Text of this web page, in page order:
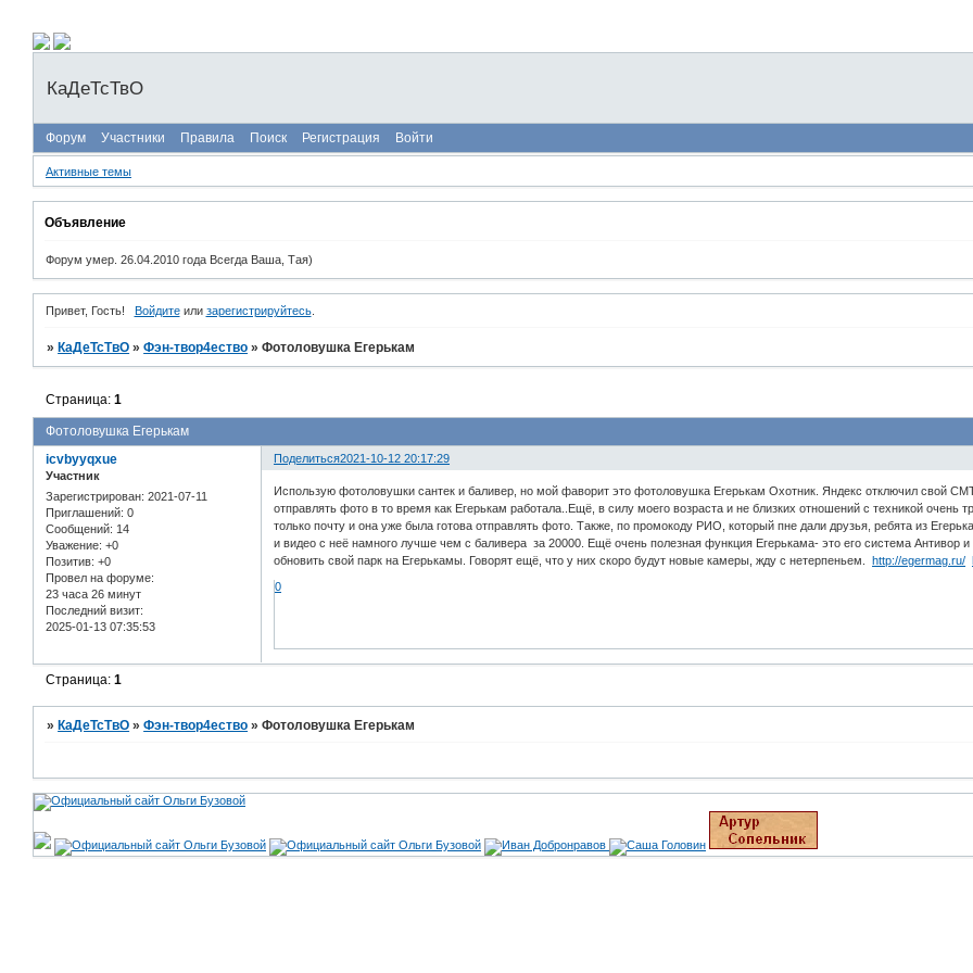
КаДеТсТвО
Форум Участники Правила Поиск Регистрация Войти
Активные темы
Объявление
Форум умер. 26.04.2010 года Всегда Ваша, Тая)
Привет, Гость! Войдитеили зарегистрируйтесь.
» КаДеТсТвО »Фэн-твор4ество »Фотоловушка Егерькам
Фотоловушка Егерькам
Страница:1
Поделиться2021-10-12 20:17:29
icvbyyqxue
Участник
Зарегистрирован: 2021-07-11
Приглашений: 0
Сообщений: 14
Уважение: +0
Позитив: +0
Провел на форуме:
23 часа 26 минут
Последний визит:
2025-01-13 07:35:53
Использую фотоловушки сантек и баливер, но мой фаворит это фотоловушка Егерькам Охотник. Яндекс отключил свой
отправлять фото в то время как Егерькам работала..Ещё, в силу моего возраста и не близких отношений с техникой очень
только почту и она уже была готова отправлять фото. Также, по промокоду РИО, который пне дали друзья, ребята из
и видео с неё намного лучше чем с баливера за 20000. Ещё очень полезная функция Егерькама- это его система Антивор
обновить свой парк на Егерькамы. Говорят ещё, что у них скоро будут новые камеры, жду с нетерпеньем.http://egermag.ru/
0
Страница:1
» КаДеТсТвО »Фэн-твор4ество »Фотоловушка Егерькам